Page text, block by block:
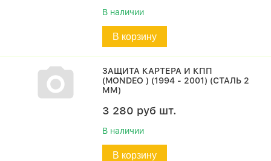
В наличии
В корзину
ЗАЩИТА КАРТЕРА И КПП
(MONDEO ) (1994 - 2001) (СТАЛЬ 2
ММ)
3 280 руб шт.
В наличии
В корзину